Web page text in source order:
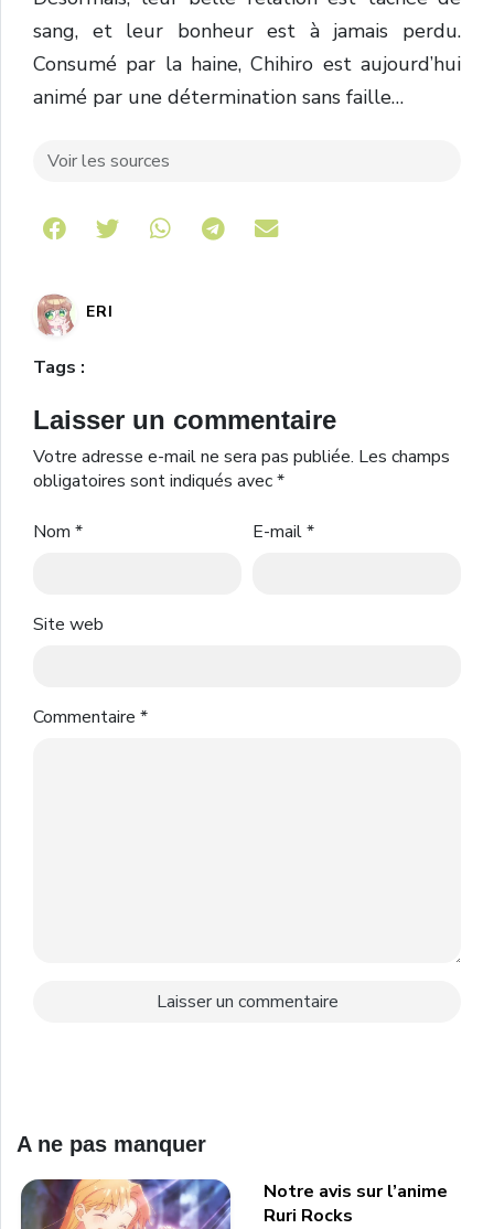
sang, et leur bonheur est à jamais perdu.
Consumé par la haine, Chihiro est aujourd’hui
animé par une détermination sans faille…
Voir les sources
Share on Telegram
ERI
Tags :
Laisser un commentaire
Votre adresse e-mail ne sera pas publiée. Les champs
obligatoires sont indiqués avec*
Nom * E-mail*
Site web
Commentaire *
A ne pas manquer
Notre avis sur l’anime
Ruri Rocks